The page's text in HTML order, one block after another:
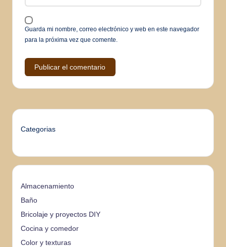
Guarda mi nombre, correo electrónico y web en este navegador
para la próxima vez que comente.
Categorias
Almacenamiento
Baño
Bricolaje y proyectos DIY
Cocina y comedor
Color y texturas